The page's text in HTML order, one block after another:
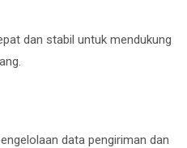
dan stabil untuk mendukung
data pengiriman dan